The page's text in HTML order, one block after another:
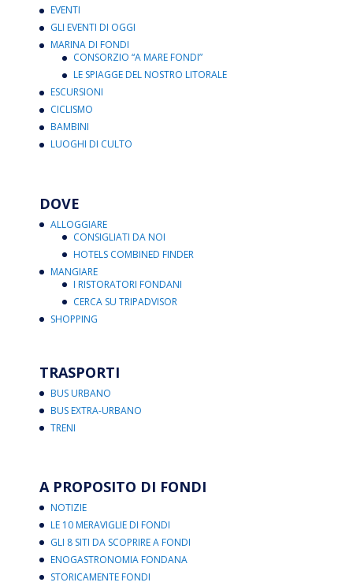
EVENTI
GLI EVENTI DI OGGI
MARINA DI FONDI
CONSORZIO “A MARE FONDI”
LE SPIAGGE DEL NOSTRO LITORALE
ESCURSIONI
CICLISMO
BAMBINI
LUOGHI DI CULTO
DOVE
ALLOGGIARE
CONSIGLIATI DA NOI
HOTELS COMBINED FINDER
MANGIARE
I RISTORATORI FONDANI
CERCA SU TRIPADVISOR
SHOPPING
TRASPORTI
BUS URBANO
BUS EXTRA-URBANO
TRENI
A PROPOSITO DI FONDI
NOTIZIE
LE 10 MERAVIGLIE DI FONDI
GLI 8 SITI DA SCOPRIRE A FONDI
ENOGASTRONOMIA FONDANA
STORICAMENTE FONDI